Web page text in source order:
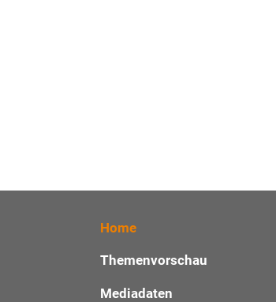
Home
Themenvorschau
Mediadaten